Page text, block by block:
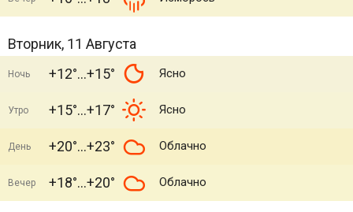
Вторник, 11 Августа
Ночь +12° +15° Ясно
Утро +15° +17° Ясно
День +20° +23° Облачно
Вечер +18° +20° Облачно